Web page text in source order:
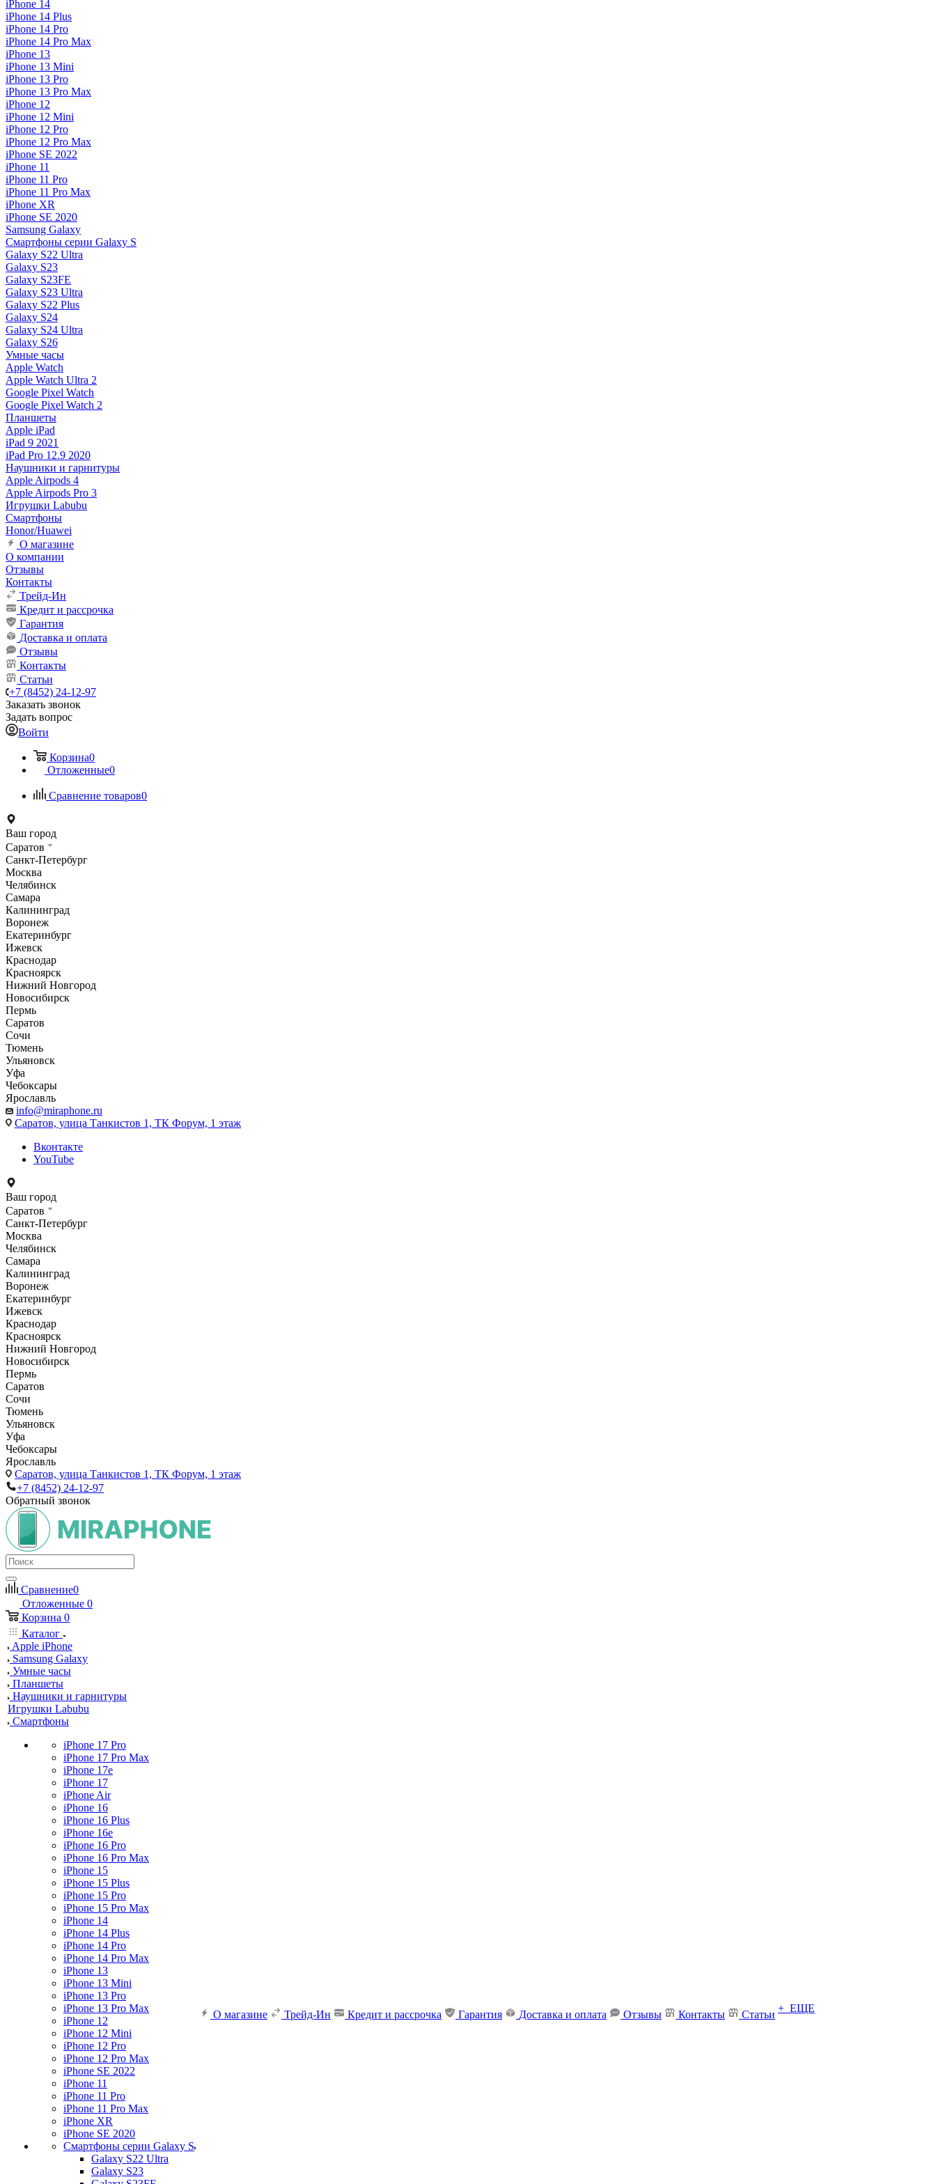
iPhone 14
iPhone 14 Plus
iPhone 14 Pro
iPhone 14 Pro Max
iPhone 13
iPhone 13 Mini
iPhone 13 Pro
iPhone 13 Pro Max
iPhone 12
iPhone 12 Mini
iPhone 12 Pro
iPhone 12 Pro Max
iPhone SE 2022
iPhone 11
iPhone 11 Pro
iPhone 11 Pro Max
iPhone XR
iPhone SE 2020
Samsung Galaxy
Смартфоны серии Galaxy S
Galaxy S22 Ultra
Galaxy S23
Galaxy S23FE
Galaxy S23 Ultra
Galaxy S22 Plus
Galaxy S24
Galaxy S24 Ultra
Galaxy S26
Умные часы
Apple Watch
Apple Watch Ultra 2
Google Pixel Watch
Google Pixel Watch 2
Планшеты
Apple iPad
iPad 9 2021
iPad Pro 12.9 2020
Наушники и гарнитуры
Apple Airpods 4
Apple Airpods Pro 3
Игрушки Labubu
Смартфоны
Honor/Huawei
О магазине
О компании
Отзывы
Контакты
Трейд-Ин
Кредит и рассрочка
Гарантия
Доставка и оплата
Отзывы
Контакты
Статьи
+7 (8452) 24-12-97
Заказать звонок
Задать вопрос
Войти
Корзина0
Отложенные0
Сравнение товаров0
Ваш город
Саратов
Санкт-Петербург
Москва
Челябинск
Самара
Калининград
Воронеж
Екатеринбург
Ижевск
Краснодар
Красноярск
Нижний Новгород
Новосибирск
Пермь
Саратов
Сочи
Тюмень
Ульяновск
Уфа
Чебоксары
Ярославль
info@miraphone.ru
Саратов, улица Танкистов 1, ТК Форум, 1 этаж
Вконтакте
YouTube
Ваш город
Саратов
Санкт-Петербург
Москва
Челябинск
Самара
Калининград
Воронеж
Екатеринбург
Ижевск
Краснодар
Красноярск
Нижний Новгород
Новосибирск
Пермь
Саратов
Сочи
Тюмень
Ульяновск
Уфа
Чебоксары
Ярославль
Саратов, улица Танкистов 1, ТК Форум, 1 этаж
+7 (8452) 24-12-97
Обратный звонок
Сравнение0
Отложенные 0
Корзина 0
Каталог
Apple iPhone
Samsung Galaxy
Умные часы
Планшеты
Наушники и гарнитуры
Игрушки Labubu
Смартфоны
iPhone 17 Pro
iPhone 17 Pro Max
iPhone 17e
iPhone 17
iPhone Air
iPhone 16
iPhone 16 Plus
iPhone 16e
iPhone 16 Pro
iPhone 16 Pro Max
iPhone 15
iPhone 15 Plus
iPhone 15 Pro
iPhone 15 Pro Max
iPhone 14
iPhone 14 Plus
iPhone 14 Pro
iPhone 14 Pro Max
iPhone 13
iPhone 13 Mini
iPhone 13 Pro
iPhone 13 Pro Max
iPhone 12
iPhone 12 Mini
iPhone 12 Pro
iPhone 12 Pro Max
iPhone SE 2022
iPhone 11
iPhone 11 Pro
iPhone 11 Pro Max
iPhone XR
iPhone SE 2020
Смартфоны серии Galaxy S
Galaxy S22 Ultra
Galaxy S23
О магазине Трейд-Ин Кредит и рассрочка Гарантия Доставка и оплата Отзывы Контакты Статьи
+ ЕЩЕ